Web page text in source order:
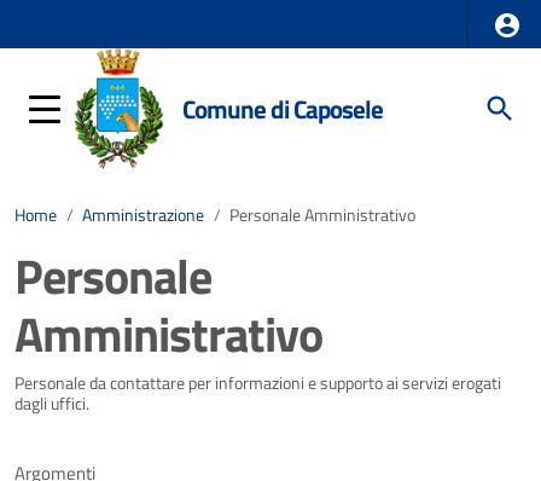
Comune di Caposele
Home / Amministrazione / Personale Amministrativo
Personale
Amministrativo
Personale da contattare per informazioni e supporto ai servizi erogati
dagli uffici.
Argomenti